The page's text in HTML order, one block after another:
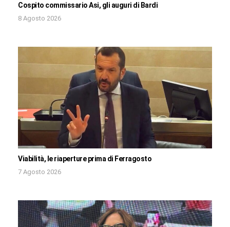
Cospito commissario Asi, gli auguri di Bardi
8 Agosto 2026
Viabilità, le riaperture prima di Ferragosto
7 Agosto 2026